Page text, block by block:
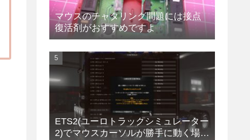
マウスのチャタリング問題には接点
復活剤がおすすめですよ
ETS2(ユーロトラックシミュレーター
2)でマウスカーソルが勝手に動く場合